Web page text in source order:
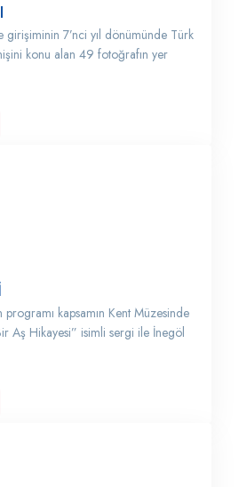
girişiminin 7’nci yıl dönümünde Türk
konu alan 49 fotoğrafın yer
programı kapsamın Kent Müzesinde
Aş Hikayesi” isimli sergi ile İnegöl